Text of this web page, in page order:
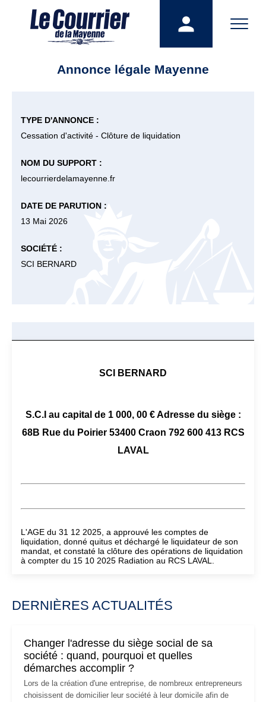
Annonce légale Mayenne
TYPE D'ANNONCE :
Cessation d'activité - Clôture de liquidation
NOM DU SUPPORT :
lecourrierdelamayenne.fr
DATE DE PARUTION :
13 Mai 2026
SOCIÉTÉ :
SCI BERNARD
SCI BERNARD
S.C.I au capital de 1 000, 00 € Adresse du siège :
68B Rue du Poirier 53400 Craon 792 600 413 RCS
LAVAL
L'AGE du 31 12 2025, a approuvé les comptes de
liquidation, donné quitus et déchargé le liquidateur de son
mandat, et constaté la clôture des opérations de liquidation
à compter du 15 10 2025 Radiation au RCS LAVAL.
DERNIÈRES ACTUALITÉS
Changer l'adresse du siège social de sa
société : quand, pourquoi et quelles
démarches accomplir ?
Lors de la création d'une entreprise, de nombreux entrepreneurs
choisissent de domicilier leur société à leur domicile afin de